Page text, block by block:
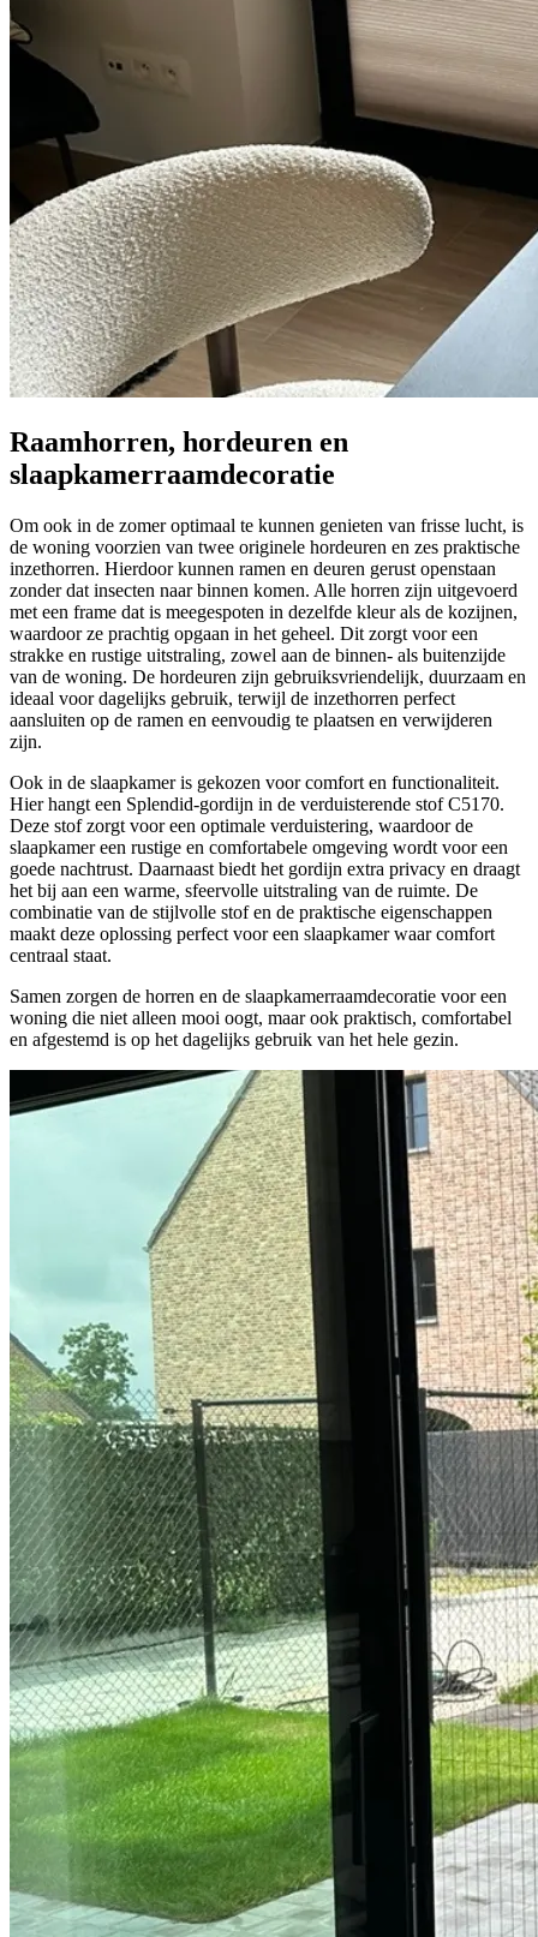
Raamhorren, hordeuren en
slaapkamerraamdecoratie
Om ook in de zomer optimaal te kunnen genieten van frisse lucht, is
de woning voorzien van twee originele hordeuren en zes praktische
inzethorren. Hierdoor kunnen ramen en deuren gerust openstaan
zonder dat insecten naar binnen komen. Alle horren zijn uitgevoerd
met een frame dat is meegespoten in dezelfde kleur als de kozijnen,
waardoor ze prachtig opgaan in het geheel. Dit zorgt voor een
strakke en rustige uitstraling, zowel aan de binnen- als buitenzijde
van de woning. De hordeuren zijn gebruiksvriendelijk, duurzaam en
ideaal voor dagelijks gebruik, terwijl de inzethorren perfect
aansluiten op de ramen en eenvoudig te plaatsen en verwijderen
zijn.
Ook in de slaapkamer is gekozen voor comfort en functionaliteit.
Hier hangt een Splendid-gordijn in de verduisterende stof C5170.
Deze stof zorgt voor een optimale verduistering, waardoor de
slaapkamer een rustige en comfortabele omgeving wordt voor een
goede nachtrust. Daarnaast biedt het gordijn extra privacy en draagt
het bij aan een warme, sfeervolle uitstraling van de ruimte. De
combinatie van de stijlvolle stof en de praktische eigenschappen
maakt deze oplossing perfect voor een slaapkamer waar comfort
centraal staat.
Samen zorgen de horren en de slaapkamerraamdecoratie voor een
woning die niet alleen mooi oogt, maar ook praktisch, comfortabel
en afgestemd is op het dagelijks gebruik van het hele gezin.